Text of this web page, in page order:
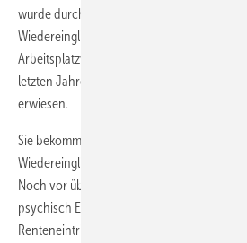
wurde durch zahlreiche Studien der letzten
Wiedereingliederung wird im Sinne von
Arbeitsplatzverlust“ im Betrieb
letzten Jahren als ein wichtiges Mittel
erwiesen.
Sie bekommt heute auch eine wachsende
Wiedereingliederung von Menschen mit
Noch vor über 10 Jahren fand de facto
psychisch Erkrankten an den Arbeitsplatz
Renteneintrittsalter bei psychischen